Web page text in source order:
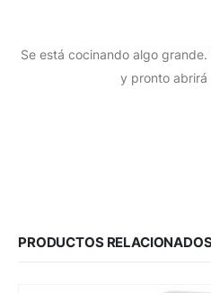
Se está cocinando algo
y pronto abrirá
PRODUCTOS